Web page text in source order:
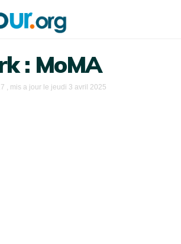
: MoMA
, mis a jour le jeudi 3 avril 2025